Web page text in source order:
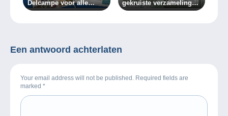
Delcampe voor alle
verzamelaars!
gekruiste verzamelingen
dankzij filatelie
Een antwoord achterlaten
Your email address will not be published. Required fields are
marked *